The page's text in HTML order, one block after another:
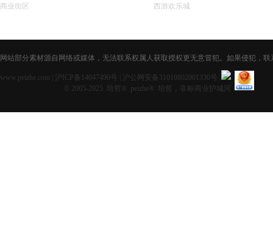
商业街区 西游欢乐城
网站部分素材源自网络或媒体，无法联系权属人获取授权更无意冒犯。如果侵犯，联
www.peizhe.com 沪ICP备14047490号
沪公网安备31010802001330号
© 2005-2025 培哲® peizhe® 培哲，非标商业护城河